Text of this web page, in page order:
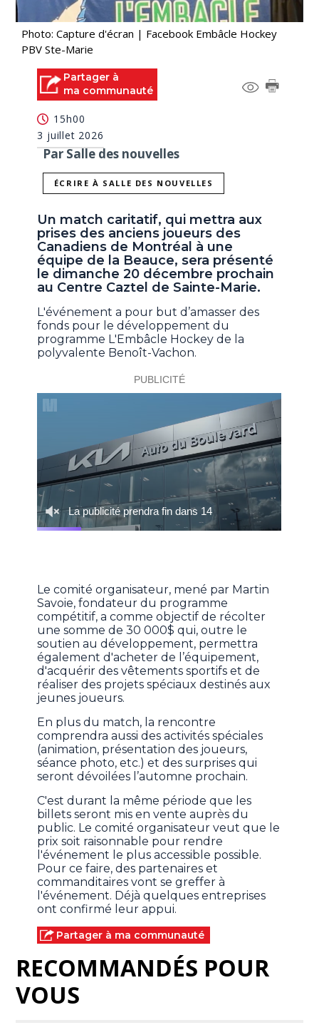
Photo: Capture d'écran | Facebook Embâcle Hockey
PBV Ste-Marie
Partager à
ma communauté
15h00
3 juillet 2026
Par Salle des nouvelles
ÉCRIRE À SALLE DES NOUVELLES
Un match caritatif, qui mettra aux
prises des anciens joueurs des
Canadiens de Montréal à une
équipe de la Beauce, sera présenté
le dimanche 20 décembre prochain
au Centre Caztel de Sainte-Marie.
L'événement a pour but d’amasser des
fonds pour le développement du
programme L'Embâcle Hockey de la
polyvalente Benoît-Vachon.
Le comité organisateur, mené par Martin
Savoie, fondateur du programme
compétitif, a comme objectif de récolter
une somme de 30 000$ qui, outre le
soutien au développement, permettra
également d'acheter de l’équipement,
d'acquérir des vêtements sportifs et de
réaliser des projets spéciaux destinés aux
jeunes joueurs.
En plus du match, la rencontre
comprendra aussi des activités spéciales
(animation, présentation des joueurs,
séance photo, etc.) et des surprises qui
seront dévoilées l’automne prochain.
C'est durant la même période que les
billets seront mis en vente auprès du
public. Le comité organisateur veut que le
prix soit raisonnable pour rendre
l'événement le plus accessible possible.
Pour ce faire, des partenaires et
commanditaires vont se greffer à
l'événement. Déjà quelques entreprises
ont confirmé leur appui.
Partager à ma communauté
RECOMMANDÉS POUR
VOUS